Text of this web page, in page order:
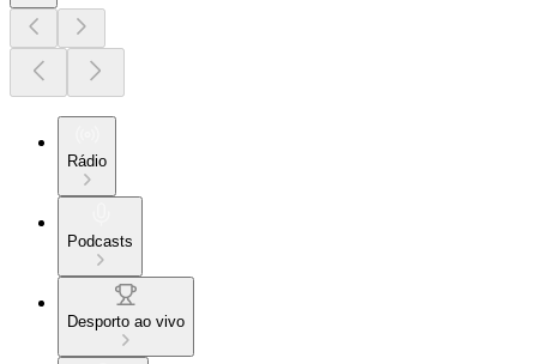
Rádio
Podcasts
Desporto ao vivo